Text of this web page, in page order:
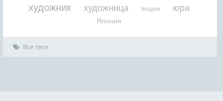
художник художница эоцен юра
Япония
Все теги